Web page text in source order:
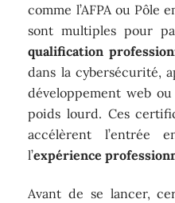
comme l’AFPA ou Pôle
sont multiples pour
qualification
dans la cybersécurité,
développement web
poids lourd. Ces
accélèrent l’entrée
l’expérience
Avant de se lancer,